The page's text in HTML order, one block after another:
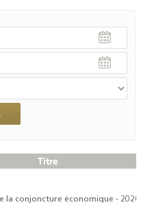
Titre
la conjoncture économique - 2026